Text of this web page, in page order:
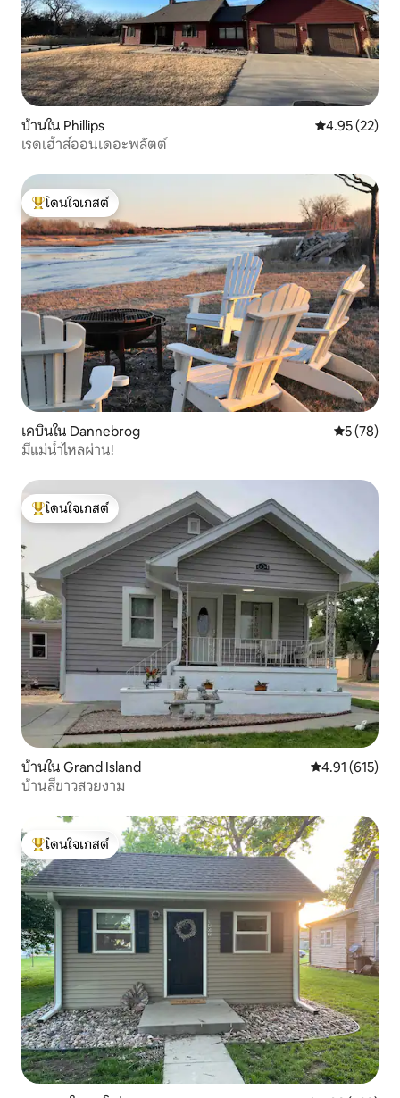
บ้านใน Phillips คะแนนเฉลี่ย
4.95 (22)
เรดเฮ้าส์ออนเดอะพลัตต์
โดนใจเกสต์ที่สุด
โดนใจเกสต์
เคบินใน Dannebrog คะแนนเฉลี่
5 (78)
มีแม่น้ำไหลผ่าน!
โดนใจเกสต์ที่สุด
โดนใจเกสต์
บ้านใน Grand Island คะแนนเฉลี่ย
4.91 (615)
บ้านสีขาวสวยงาม
โดนใจเกสต์ที่สุด
โดนใจเกสต์